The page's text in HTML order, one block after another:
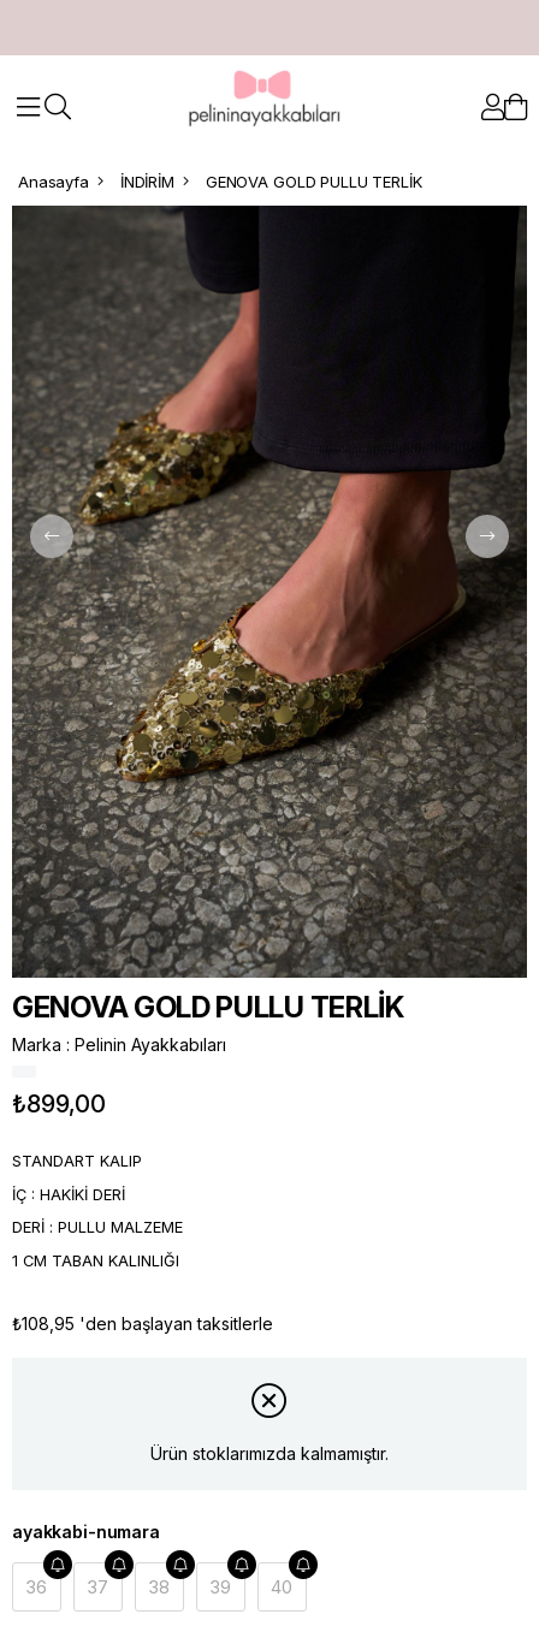
Anasayfa İNDİRİM GENOVA GOLD PULLU TERLİK
GENOVA GOLD PULLU TERLİK
Marka : Pelinin Ayakkabıları
₺899,00
STANDART KALIP
İÇ : HAKİKİ DERİ
DERİ : PULLU MALZEME
1 CM TABAN KALINLIĞI
₺108,95 'den başlayan taksitlerle
Ürün stoklarımızda kalmamıştır.
ayakkabi-numara
36 37 38 39 40